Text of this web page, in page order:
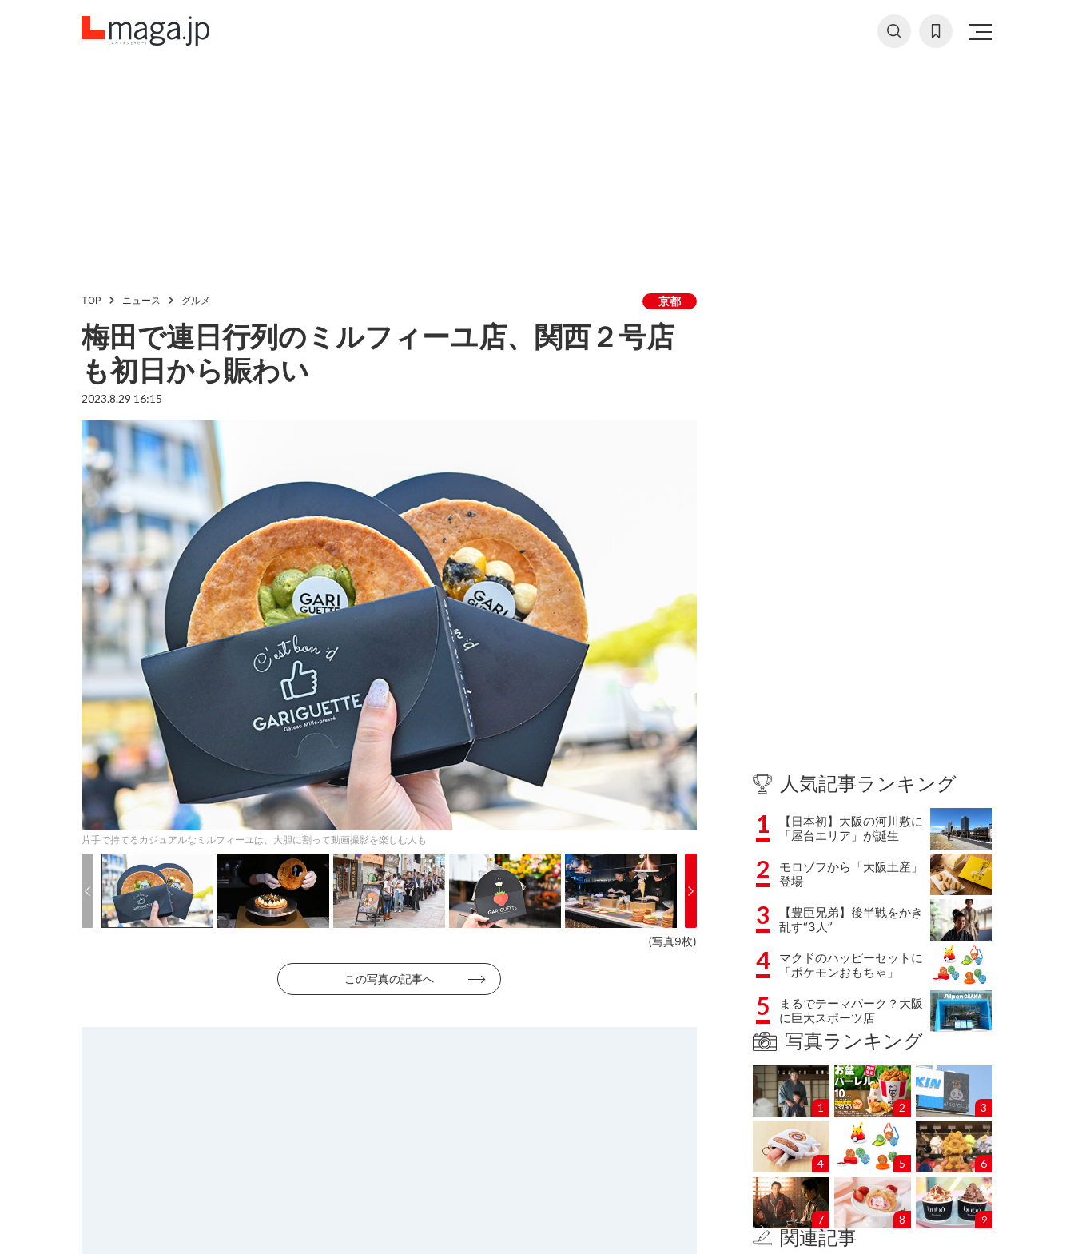
TOP ニュース グルメ 京都
梅田で連日行列のミルフィーユ店、関西２号店
も初日から賑わい
2023.8.29 16:15
片手で持てるカジュアルなミルフィーユは、大胆に割って動画撮影を楽しむ人も
(写真9枚)
この写真の記事へ
人気記事ランキング
1
【日本初】大阪の河川敷に
「屋台エリア」が誕生
2
モロゾフから「大阪土産」
登場
3
【豊臣兄弟】後半戦をかき
乱す“3人”
4
マクドのハッピーセットに
「ポケモンおもちゃ」
5
まるでテーマパーク？大阪
に巨大スポーツ店
写真ランキング
1 2 3
4 5 6
7 8 9
関連記事